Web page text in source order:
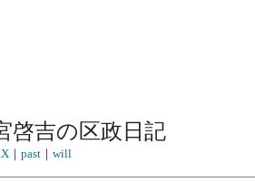
啓吉の区政日記
｜ past｜ will